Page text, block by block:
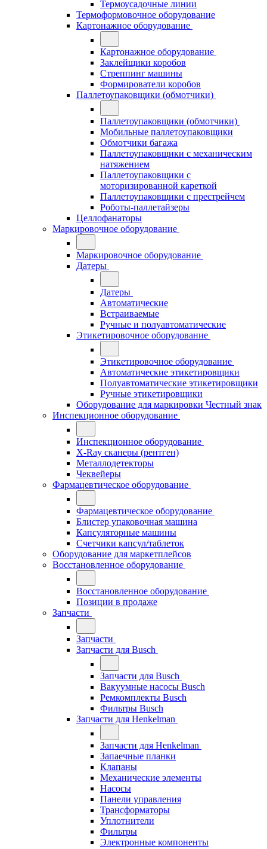
Термоусадочные линии
Термоформовочное оборудование
Картонажное оборудование
Картонажное оборудование
Заклейщики коробов
Стреппинг машины
Формирователи коробов
Паллетоупаковщики (обмотчики)
Паллетоупаковщики (обмотчики)
Мобильные паллетоупаковщики
Обмотчики багажа
Паллетоупаковщики с механическим
натяжением
Паллетоупаковщики с
моторизированной кареткой
Паллетоупаковщики с престрейчем
Роботы-паллетайзеры
Целлофанаторы
Маркировочное оборудование
Маркировочное оборудование
Датеры
Датеры
Автоматические
Встраиваемые
Ручные и полуавтоматические
Этикетировочное оборудование
Этикетировочное оборудование
Автоматические этикетировщики
Полуавтоматические этикетировщики
Ручные этикетировщики
Оборудование для маркировки Честный знак
Инспекционное оборудование
Инспекционное оборудование
X-Ray сканеры (рентген)
Металлодетекторы
Чеквейеры
Фармацевтическое оборудование
Фармацевтическое оборудование
Блистер упаковочная машина
Капсуляторные машины
Счетчики капсул/таблеток
Оборудование для маркетплейсов
Восстановленное оборудование
Восстановленное оборудование
Позиции в продаже
Запчасти
Запчасти
Запчасти для Busch
Запчасти для Busch
Вакуумные насосы Busch
Ремкомплекты Busch
Фильтры Busch
Запчасти для Henkelman
Запчасти для Henkelman
Запаечные планки
Клапаны
Механические элементы
Насосы
Панели управления
Трансформаторы
Уплотнители
Фильтры
Электронные компоненты